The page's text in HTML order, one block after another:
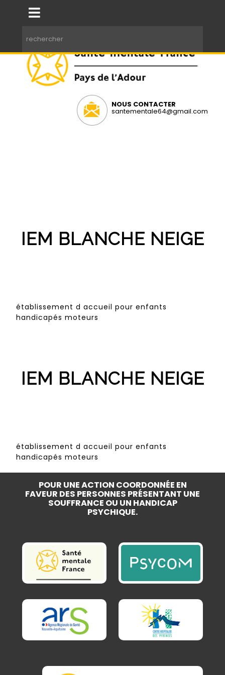
NOUS CONTACTER
santementale64@gmail.com
IEM BLANCHE NEIGE
établissement d accueil pour enfants
handicapés moteurs
IEM BLANCHE NEIGE
établissement d accueil pour enfants
handicapés moteurs
POUR UNE ACTION COORDONNÉE EN
FAVEUR DES PERSONNES PRÉSENTANT UNE
SOUFFRANCE OU UN HANDICAP
PSYCHIQUE.